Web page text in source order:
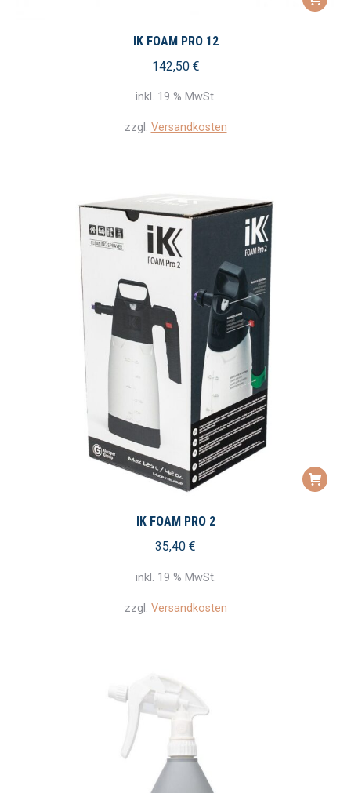
IK FOAM PRO 12
142,50 €
inkl. 19 % MwSt.
zzgl. Versandkosten
IK FOAM PRO 2
35,40 €
inkl. 19 % MwSt.
zzgl. Versandkosten